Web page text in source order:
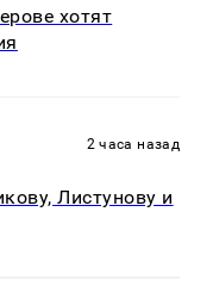
хотят
2 часа назад
Листунову и